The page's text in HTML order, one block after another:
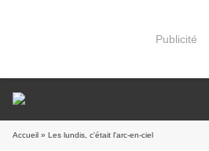
Publicité
Accueil » Les lundis, c'était l'arc-en-ciel